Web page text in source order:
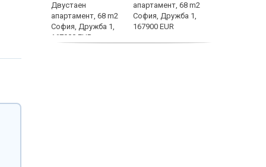
апартамент, 68 m2
София, Дружба 1,
167900 EUR